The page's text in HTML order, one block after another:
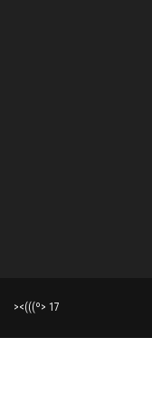
><(((º> 17